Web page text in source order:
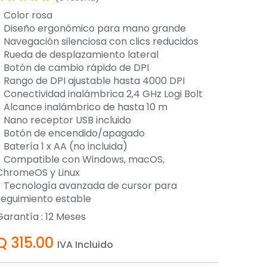
rosa
ergonómico para mano grande
silenciosa con clics reducidos
de desplazamiento lateral
de cambio rápido de DPI
de DPI ajustable hasta 4000 DPI
inalámbrica 2,4 GHz Logi Bolt
inalámbrico de hasta 10 m
receptor USB incluido
de encendido/apagado
1 x AA (no incluida)
con Windows, macOS,
y Linux
avanzada de cursor para
estable
: 12Meses
315.00 IVA Incluido